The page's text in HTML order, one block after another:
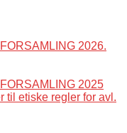
2026.
2025
til etiske regler for avl.